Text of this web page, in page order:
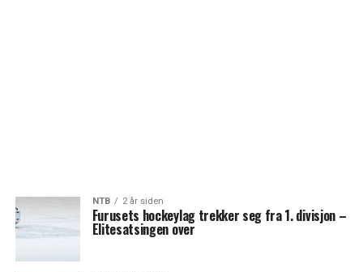
NTB 2 år siden
Furusets hockeylag trekker seg fra 1. divisjon –
Elitesatsingen over